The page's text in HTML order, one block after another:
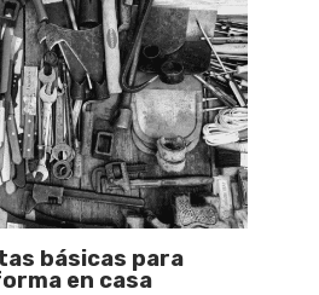
básicas para
en casa